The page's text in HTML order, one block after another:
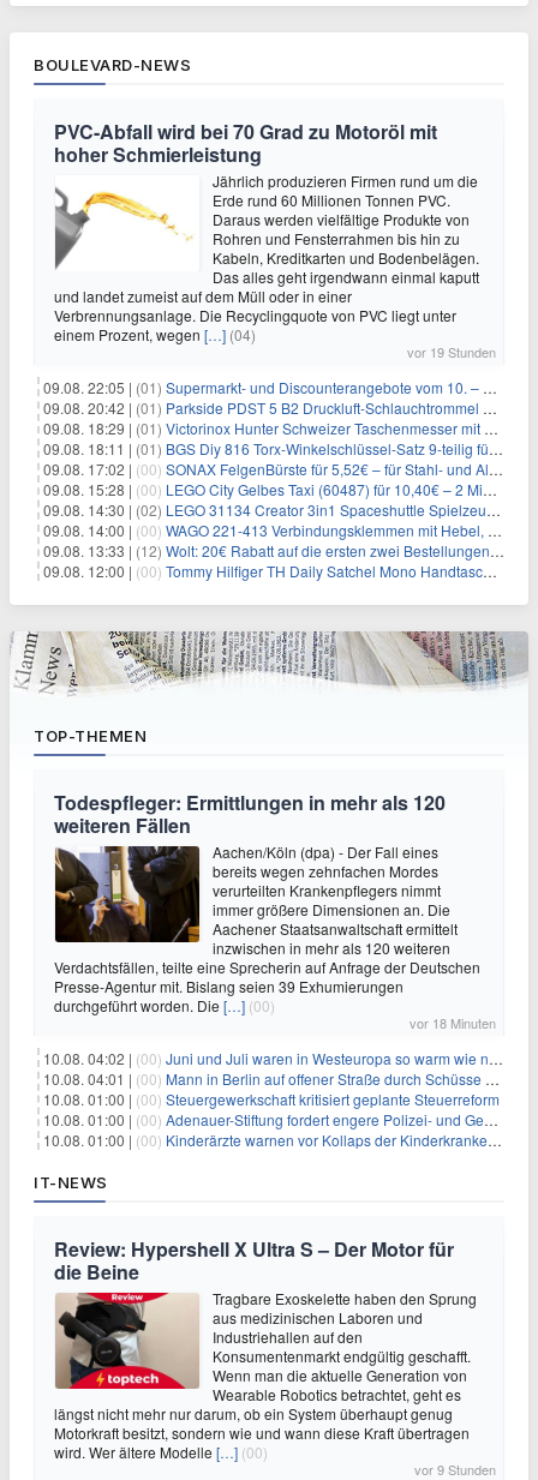
BOULEVARD-NEWS
PVC-Abfall wird bei 70 Grad zu Motoröl mit
hoher Schmierleistung
Jährlich produzieren Firmen rund um die
Erde rund 60 Millionen Tonnen PVC.
Daraus werden vielfältige Produkte von
Rohren und Fensterrahmen bis hin zu
Kabeln, Kreditkarten und Bodenbelägen.
Das alles geht irgendwann einmal kaputt
und landet zumeist auf dem Müll oder in einer
Verbrennungsanlage. Die Recyclingquote von PVC liegt unter
einem Prozent, wegen […] (04)
vor 19 Stunden
09.08. 22:05 | (01) Supermarkt- und Discounterangebote vom 10. – 15.08.2026
09.08. 20:42 | (01) Parkside PDST 5 B2 Druckluft-Schlauchtrommel mit 10 m Schlauch für 25,94€
09.08. 18:29 | (01) Victorinox Hunter Schweizer Taschenmesser mit 12 Funktionen für 43,99€
09.08. 18:11 | (01) BGS Diy 816 Torx-Winkelschlüssel-Satz 9-teilig für 6,45€
09.08. 17:02 | (00) SONAX FelgenBürste für 5,52€ – für Stahl- und Alufelgen
09.08. 15:28 | (00) LEGO City Gelbes Taxi (60487) für 10,40€ – 2 Minifiguren
09.08. 14:30 | (02) LEGO 31134 Creator 3in1 Spaceshuttle Spielzeug für 6,39€
09.08. 14:00 | (00) WAGO 221-413 Verbindungsklemmen mit Hebel, 50 Stück für 14,99€
09.08. 13:33 | (12) Wolt: 20€ Rabatt auf die ersten zwei Bestellungen für Neukunden
09.08. 12:00 | (00) Tommy Hilfiger TH Daily Satchel Mono Handtasche für 73,97€
TOP-THEMEN
Todespfleger: Ermittlungen in mehr als 120
weiteren Fällen
Aachen/Köln (dpa) - Der Fall eines
bereits wegen zehnfachen Mordes
verurteilten Krankenpflegers nimmt
immer größere Dimensionen an. Die
Aachener Staatsanwaltschaft ermittelt
inzwischen in mehr als 120 weiteren
Verdachtsfällen, teilte eine Sprecherin auf Anfrage der Deutschen
Presse-Agentur mit. Bislang seien 39 Exhumierungen
durchgeführt worden. Die […] (00)
vor 18 Minuten
10.08. 04:02 | (00) Juni und Juli waren in Westeuropa so warm wie noch nie
10.08. 04:01 | (00) Mann in Berlin auf offener Straße durch Schüsse getötet
10.08. 01:00 | (00) Steuergewerkschaft kritisiert geplante Steuerreform
10.08. 01:00 | (00) Adenauer-Stiftung fordert engere Polizei- und Geheimdienstkooperation
10.08. 01:00 | (00) Kinderärzte warnen vor Kollaps der Kinderkrankenpflege
IT-NEWS
Review: Hypershell X Ultra S – Der Motor für
die Beine
Tragbare Exoskelette haben den Sprung
aus medizinischen Laboren und
Industriehallen auf den
Konsumentenmarkt endgültig geschafft.
Wenn man die aktuelle Generation von
Wearable Robotics betrachtet, geht es
längst nicht mehr nur darum, ob ein System überhaupt genug
Motorkraft besitzt, sondern wie und wann diese Kraft übertragen
wird. Wer ältere Modelle […] (00)
vor 9 Stunden